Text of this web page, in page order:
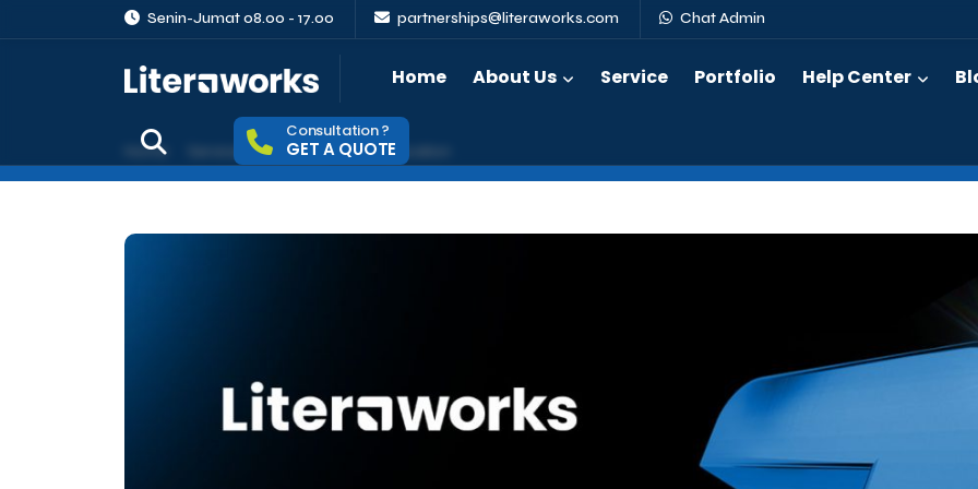
Senin-Jumat 08.00 - 17.00 partnerships@literaworks.com Chat Admin
Home About Us Service Portfolio Help Center
Consultation ?
GET A QUOTE
Home Strategic Communication